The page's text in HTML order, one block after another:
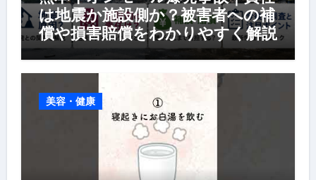
は地震か施設側か？被害者への補
償や損害賠償をわかりやすく解説
美容・健康